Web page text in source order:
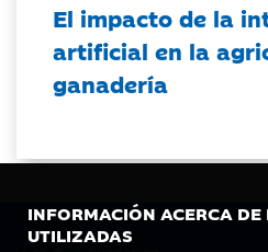
INFORMACIÓN ACERCA DE
UTILIZADAS
El impacto de la
artificial en la
ganadería